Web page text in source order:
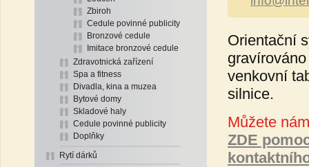
Zbiroh
Cedule povinné publicity
Bronzové cedule
Imitace bronzové cedule
Zdravotnická zařízení
Spa a fitness
Divadla, kina a muzea
Bytové domy
Skladové haly
Cedule povinné publicity
Doplňky
Rytí dárků
Orientační
venkovní
silnice.
Můžete
ZDE